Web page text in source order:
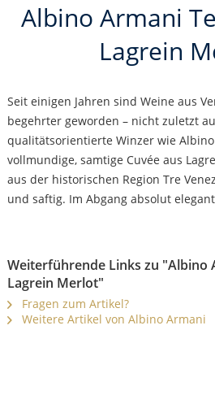
Albino Armani
Lagrein
Seit einigen Jahren sind Weine aus
begehrter geworden – nicht zuletzt
qualitätsorientierte Winzer wie
vollmundige, samtige Cuvée aus
aus der historischen Region Tre
und saftig. Im Abgang absolut
Weiterführende Links zu "Albino
Lagrein Merlot"
Fragen zum Artikel?
Weitere Artikel von Albino Armani